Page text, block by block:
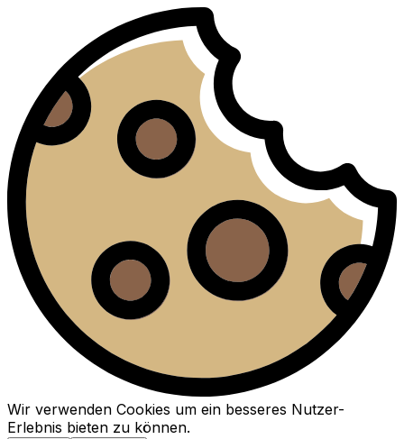
Wir verwenden Cookies um ein besseres Nutzer-
Erlebnis bieten zu können.